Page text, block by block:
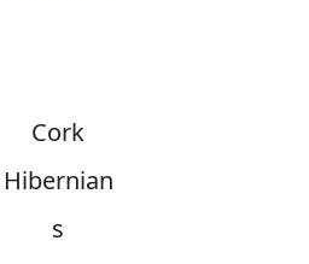
Cork
Hibernian
s